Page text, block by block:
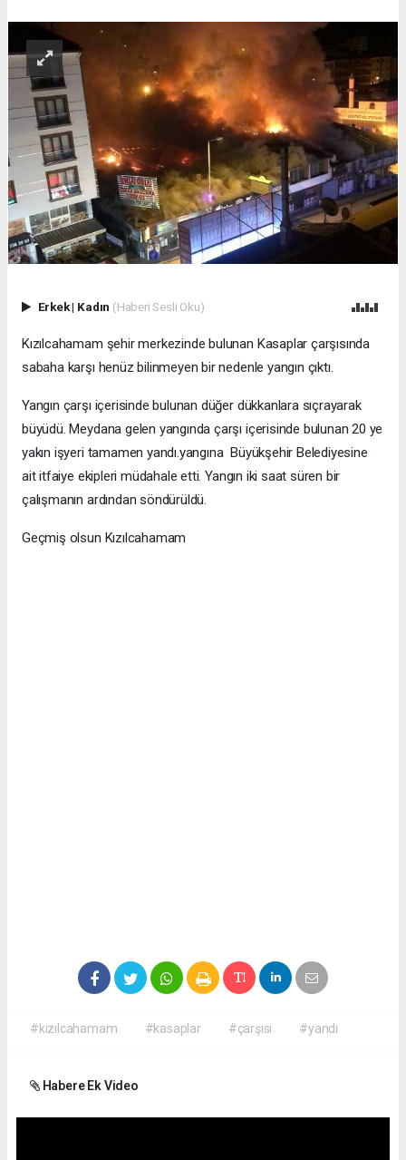
Erkek| Kadın (Haberi Sesli Oku)
Kızılcahamam şehir merkezinde bulunan Kasaplar çarşısında
sabaha karşı henüz bilinmeyen bir nedenle yangın çıktı.
Yangın çarşı içerisinde bulunan düğer dükkanlara sıçrayarak
büyüdü. Meydana gelen yangında çarşı içerisinde bulunan 20 ye
yakın işyeri tamamen yandı.yangına Büyükşehir Belediyesine
ait itfaiye ekipleri müdahale etti. Yangın iki saat süren bir
çalışmanın ardından söndürüldü.
Geçmiş olsun Kızılcahamam
#kızılcahamam #kasaplar #çarşısı #yandı
Habere Ek Video